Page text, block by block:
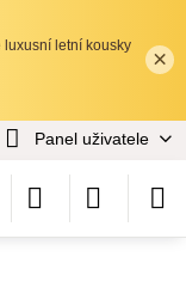
✕
×
luxusní letní kousky
Panel uživatele